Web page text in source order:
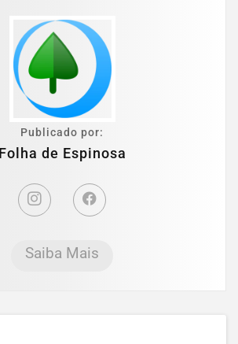
Publicado por:
Folha de Espinosa
Saiba Mais